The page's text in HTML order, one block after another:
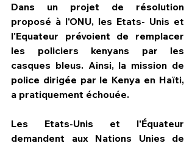
HPN Live
Dans un projet de résolution
proposé à l'ONU, les Etats- Unis et
l'Equateur prévoient de remplacer
les policiers kenyans par les
casques bleus. Ainsi, la mission de
police dirigée par le Kenya en Haïti,
a pratiquement échouée.
Les Etats-Unis et l'Équateur
demandent aux Nations Unies de